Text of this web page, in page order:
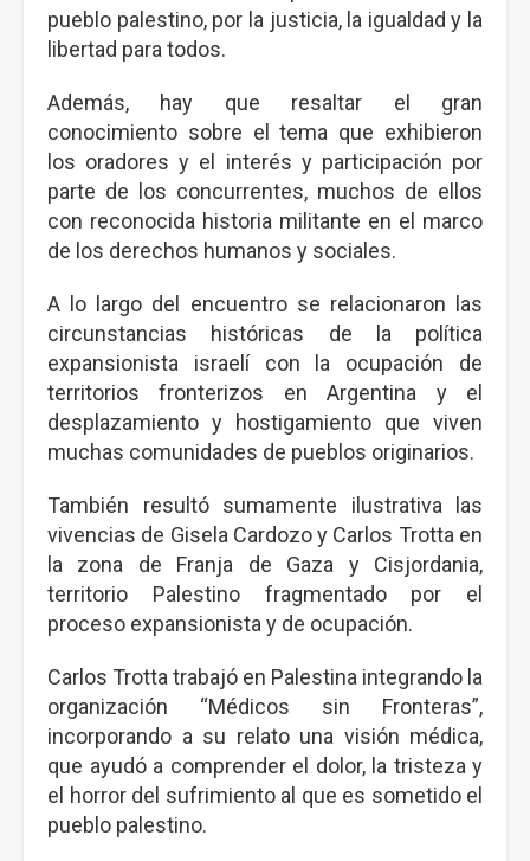
pueblo palestino, por la justicia, la igualdad y la
libertad para todos.
Además, hay que resaltar el gran
conocimiento sobre el tema que exhibieron
los oradores y el interés y participación por
parte de los concurrentes, muchos de ellos
con reconocida historia militante en el marco
de los derechos humanos y sociales.
A lo largo del encuentro se relacionaron las
circunstancias históricas de la política
expansionista israelí con la ocupación de
territorios fronterizos en Argentina y el
desplazamiento y hostigamiento que viven
muchas comunidades de pueblos originarios.
También resultó sumamente ilustrativa las
vivencias de Gisela Cardozo y Carlos Trotta en
la zona de Franja de Gaza y Cisjordania,
territorio Palestino fragmentado por el
proceso expansionista y de ocupación.
Carlos Trotta trabajó en Palestina integrando la
organización “Médicos sin Fronteras”,
incorporando a su relato una visión médica,
que ayudó a comprender el dolor, la tristeza y
el horror del sufrimiento al que es sometido el
pueblo palestino.